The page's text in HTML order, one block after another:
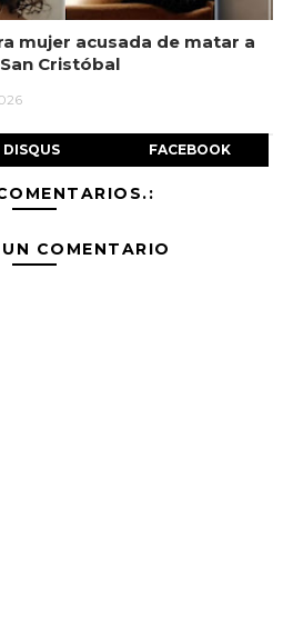
mujer acusada de matar a
Cristóbal
DISQUS FACEBOOK
COMENTARIO